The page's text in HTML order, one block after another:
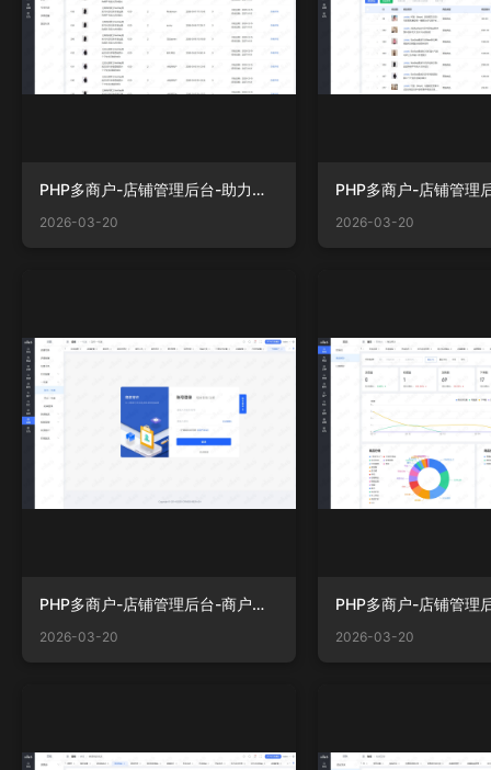
PHP多商户-店铺管理后台-助力活动.png
2026-03-20 2026-03-20
PHP多商户-店铺管理后台-商户端多商户.png
2026-03-20 2026-03-20